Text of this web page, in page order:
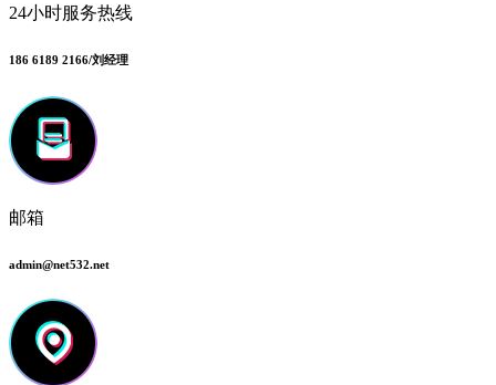
24小时服务热线
186 6189 2166/刘经理
邮箱
admin@net532.net